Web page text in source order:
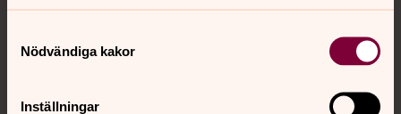
Nödvändiga kakor
Inställningar
Kontakt